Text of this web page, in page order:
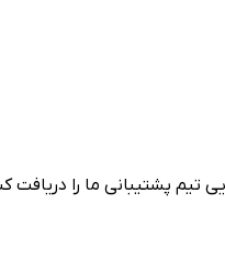
پشتیبانی ما را دریافت